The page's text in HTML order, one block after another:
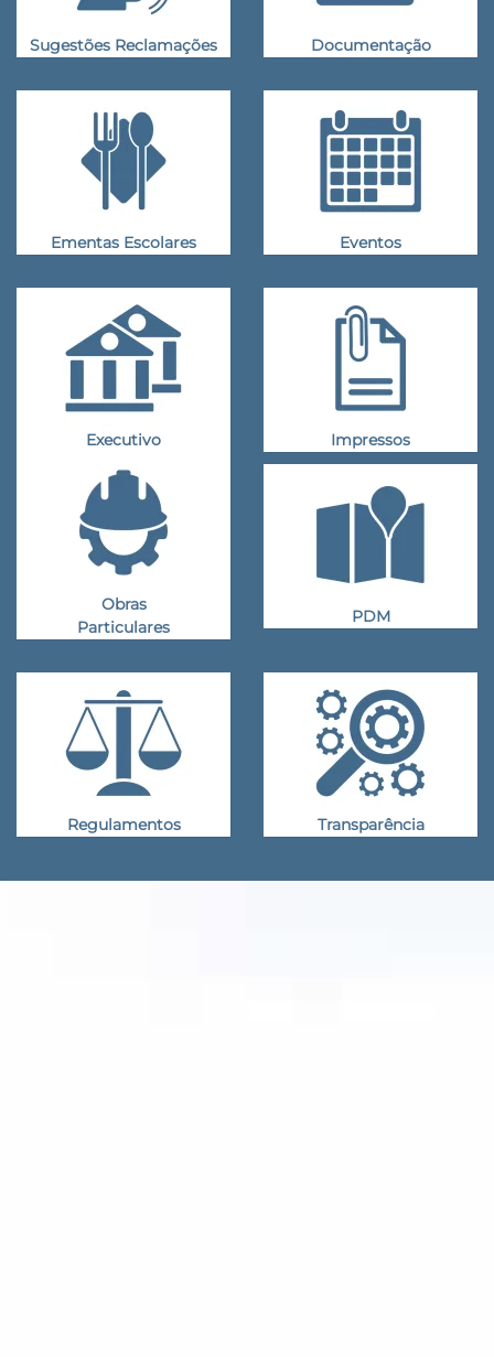
Sugestões Reclamações Documentação
Ementas Escolares Eventos
Executivo Impressos
Obras
Particulares
PDM
Regulamentos Transparência